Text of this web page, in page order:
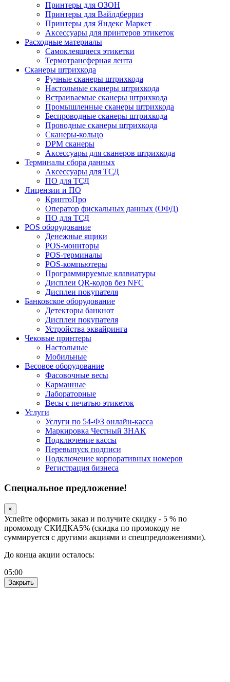
Принтеры для ОЗОН
Принтеры для Вайлдберриз
Принтеры для Яндекс Маркет
Аксессуары для принтеров этикеток
Расходные материалы
Самоклеящиеся этикетки
Термотрансферная лента
Сканеры штрихкода
Ручные сканеры штрихкода
Настольные сканеры штрихкода
Встраиваемые сканеры штрихкода
Промышленные сканеры штрихкода
Беспроводные сканеры штрихкода
Проводные сканеры штрихкода
Сканеры-кольцо
DPM сканеры
Аксессуары для сканеров штрихкода
Терминалы сбора данных
Аксессуары для ТСД
ПО для ТСД
Лицензии и ПО
КриптоПро
Оператор фискальных данных (ОФД)
ПО для ТСД
POS оборудование
Денежные ящики
POS-мониторы
POS-терминалы
POS-компьютеры
Программируемые клавиатуры
Дисплеи QR-кодов без NFC
Дисплеи покупателя
Банковское оборудование
Детекторы банкнот
Дисплеи покупателя
Устройства эквайринга
Чековые принтеры
Настольные
Мобильные
Весовое оборудование
Фасовочные весы
Карманные
Лабораторные
Весы с печатью этикеток
Услуги
Услуги по 54-ФЗ онлайн-касса
Маркировка Честный ЗНАК
Подключение кассы
Перевыпуск подписи
Подключение корпоративных номеров
Регистрация бизнеса
Специальное предложение!
×
Успейте оформить заказ и получите скидку - 5 % по
промокоду СКИДКА5% (скидка по промокоду не
суммируется с другими акциями и спецпредложениями).
До конца акции осталось:
05:00
Закрыть